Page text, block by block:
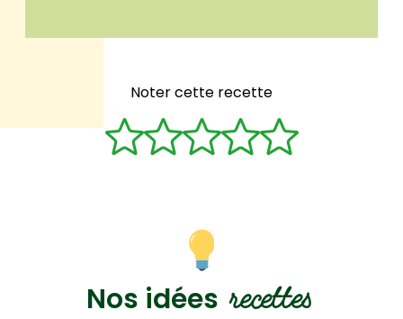
Noter cette recette
Nos idées recettes